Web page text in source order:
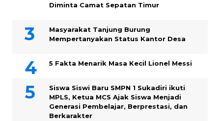
Diminta Camat Sepatan Timur
Masyarakat Tanjung Burung
Mempertanyakan Status Kantor Desa
5 Fakta Menarik Masa Kecil Lionel Messi
Siswa Siswi Baru SMPN 1 Sukadiri ikuti
MPLS, Ketua MCS Ajak Siswa Menjadi
Generasi Pembelajar, Berprestasi, dan
Berkarakter